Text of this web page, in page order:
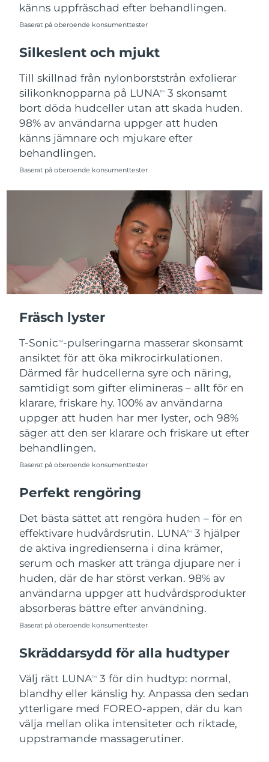
känns uppfräschad efter behandlingen.
Baserat på oberoende konsumenttester
Silkeslent och mjukt
Till skillnad från nylonborststrån exfolierar
silikonknopparna på LUNATM
3 skonsamt
bort döda hudceller utan att skada huden.
98% av användarna uppger att huden
känns jämnare och mjukare efter
behandlingen.
Baserat på oberoende konsumenttester
Fräsch lyster
T-SonicTM-pulseringarna masserar skonsamt
ansiktet för att öka mikrocirkulationen.
Därmed får hudcellerna syre och näring,
samtidigt som gifter elimineras – allt för en
klarare, friskare hy. 100% av användarna
uppger att huden har mer lyster, och 98%
säger att den ser klarare och friskare ut efter
behandlingen.
Baserat på oberoende konsumenttester
Perfekt rengöring
Det bästa sättet att rengöra huden – för en
effektivare hudvårdsrutin. LUNATM
3 hjälper
de aktiva ingredienserna i dina krämer,
serum och masker att tränga djupare ner i
huden, där de har störst verkan. 98% av
användarna uppger att hudvårdsprodukter
absorberas bättre efter användning.
Baserat på oberoende konsumenttester
Skräddarsydd för alla hudtyper
Välj rätt LUNATM
3 för din hudtyp: normal,
blandhy eller känslig hy. Anpassa den sedan
ytterligare med FOREO-appen, där du kan
välja mellan olika intensiteter och riktade,
uppstramande massagerutiner.
USA Förväntad leverans8/11/26